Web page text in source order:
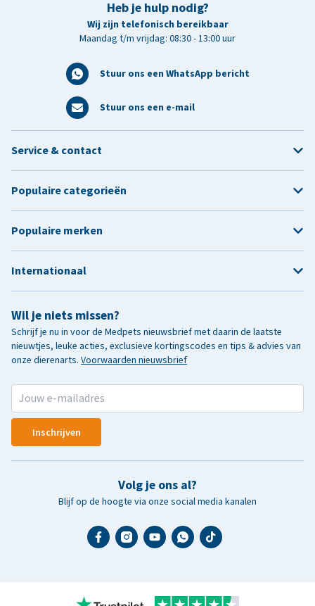
Heb je hulp nodig?
Wij zijn telefonisch bereikbaar
Maandag t/m vrijdag: 08:30 - 13:00 uur
Stuur ons een WhatsApp bericht
Stuur ons een e-mail
Wil je niets missen?
Schrijf je nu in voor de Medpets nieuwsbrief met daarin de laatste
nieuwtjes, leuke acties, exclusieve kortingscodes en tips & advies van
onze dierenarts. Voorwaarden nieuwsbrief
Inschrijven
Volg je ons al?
Blijf op de hoogte via onze social media kanalen
Service & contact
Populaire categorieën
Populaire merken
Internationaal